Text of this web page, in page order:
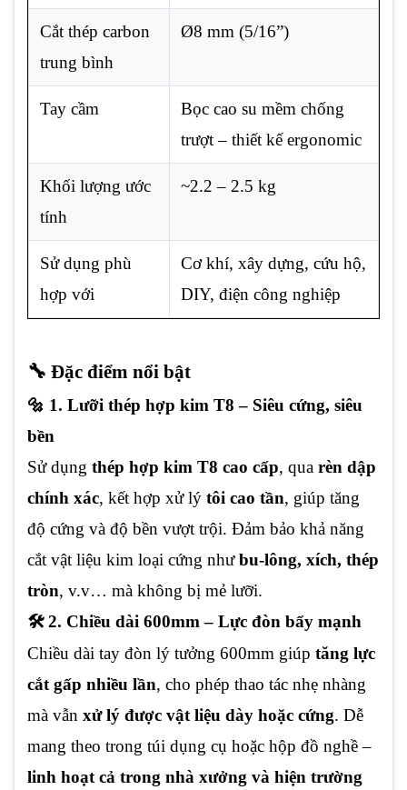
Cắt thép carbon
trung bình
Ø8 mm (5/16”)
Tay cầm
Bọc cao su mềm chống
trượt – thiết kế ergonomic
Khối lượng ước
tính
~2.2 – 2.5 kg
Sử dụng phù
hợp với
Cơ khí, xây dựng, cứu hộ,
DIY, điện công nghiệp
🔧 Đặc điểm nổi bật
🔩 1. Lưỡi thép hợp kim T8 – Siêu cứng, siêu
bền
Sử dụng thép hợp kim T8 cao cấp, qua rèn dập
chính xác, kết hợp xử lý tôi cao tần, giúp tăng
độ cứng và độ bền vượt trội. Đảm bảo khả năng
cắt vật liệu kim loại cứng nhưbu-lông, xích, thép
tròn, v.v… mà không bị mẻ lưỡi.
🛠️ 2. Chiều dài 600mm – Lực đòn bẩy mạnh
Chiều dài tay đòn lý tưởng 600mm giúp tăng lực
cắt gấp nhiều lần, cho phép thao tác nhẹ nhàng
mà vẫn xử lý được vật liệu dày hoặc cứng. Dễ
mang theo trong túi dụng cụ hoặc hộp đồ nghề –
linh hoạt cả trong nhà xưởng và hiện trường